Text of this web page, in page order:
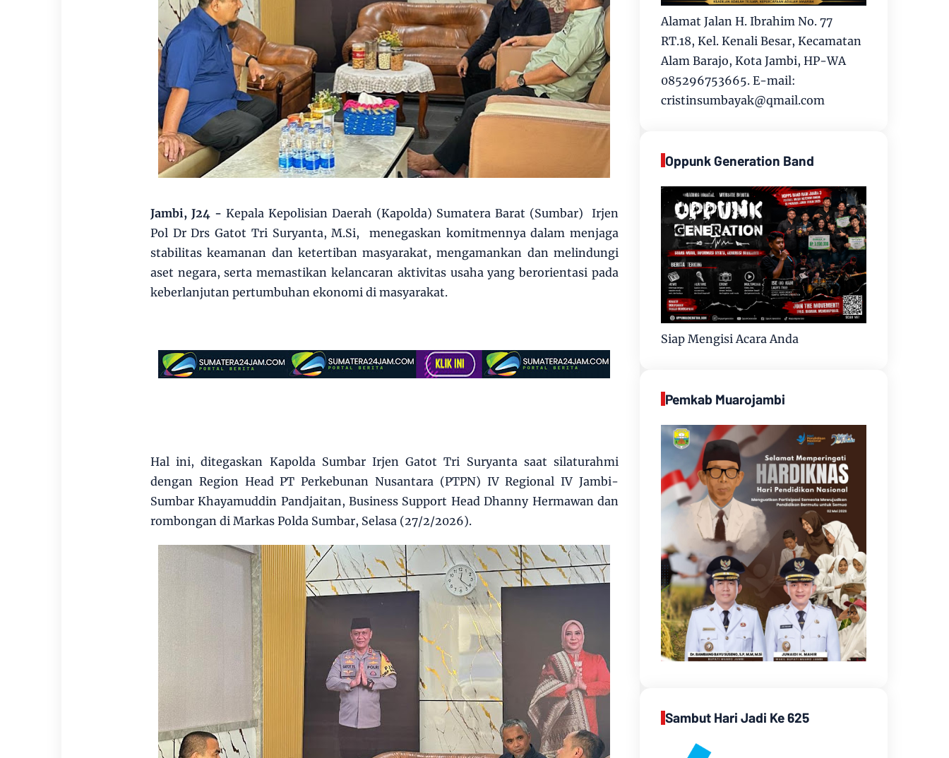
Jambi, J24 - Kepala Kepolisian Daerah (Kapolda) Sumatera Barat (Sumbar) Irjen
Pol Dr Drs Gatot Tri Suryanta, M.Si, menegaskan komitmennya dalam menjaga
stabilitas keamanan dan ketertiban masyarakat, mengamankan dan melindungi
aset negara, serta memastikan kelancaran aktivitas usaha yang berorientasi pada
keberlanjutan pertumbuhan ekonomi di masyarakat.
Hal ini, ditegaskan Kapolda Sumbar Irjen Gatot Tri Suryanta saat silaturahmi
dengan Region Head PT Perkebunan Nusantara (PTPN) IV Regional IV Jambi-
Sumbar Khayamuddin Pandjaitan, Business Support Head Dhanny Hermawan dan
rombongan di Markas Polda Sumbar, Selasa (27/2/2026).
Alamat Jalan H. Ibrahim No. 77
RT.18, Kel. Kenali Besar, Kecamatan
Alam Barajo, Kota Jambi, HP-WA
085296753665. E-mail:
cristinsumbayak@qmail.com
Oppunk Generation Band
Siap Mengisi Acara Anda
Pemkab Muarojambi
Sambut Hari Jadi Ke 625